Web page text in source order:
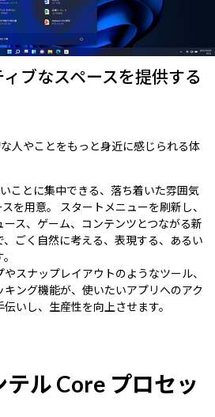
ブなスペースを提供する
人やことをもっと身近に感じられる体
ことに集中できる、落ち着いた雰囲気
を用意。 スタートメニューを刷新し、
ス、ゲーム、コンテンツとつながる新
、ごく自然に考える、表現する、あるい
スナップレイアウトのようなツール、
ング機能が、使いたいアプリへのアク
いし、生産性を向上させます。
ル Core プロセッ